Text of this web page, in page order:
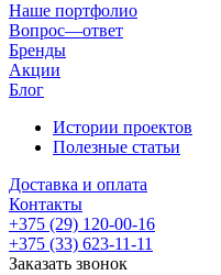
Наше портфолио
Вопрос—ответ
Бренды
Акции
Блог
Истории проектов
Полезные статьи
Доставка и оплата
Контакты
+375 (29) 120-00-16
+375 (33) 623-11-11
Заказать звонок